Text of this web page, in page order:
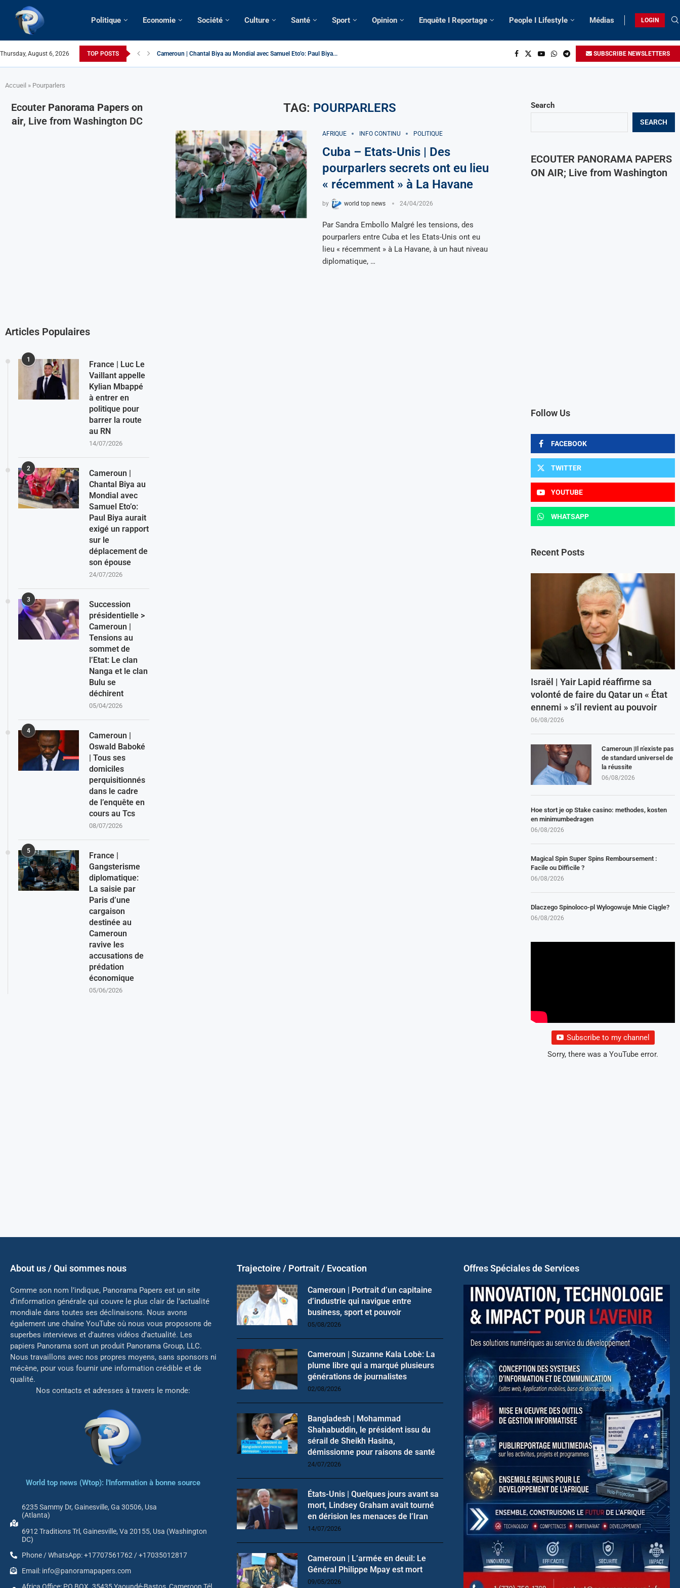
Politique Economie Société Culture Santé Sport Opinion Enquête I Reportage People I Lifestyle Médias LOGIN
Thursday, August 6, 2026 TOP POSTS Cameroun | Chantal Biya au Mondial avec Samuel Eto’o: Paul Biya... SUBSCRIBE NEWSLETTERS
Accueil » Pourparlers
TAG: POURPARLERS
AFRIQUE INFO CONTINU POLITIQUE
Cuba – Etats-Unis | Des
pourparlers secrets ont eu lieu
« récemment » à La Havane
by world top news 24/04/2026
Par Sandra Embollo Malgré les tensions, des
pourparlers entre Cuba et les Etats-Unis ont eu
lieu « récemment » à La Havane, à un haut niveau
diplomatique, …
Search
SEARCH
ECOUTER PANORAMA PAPERS
ON AIR; Live from Washington
Follow Us
FACEBOOK
TWITTER
YOUTUBE
WHATSAPP
Recent Posts
Israël | Yair Lapid réaffirme sa
volonté de faire du Qatar un « État
ennemi » s’il revient au pouvoir
06/08/2026
Cameroun |Il n’existe pas
de standard universel de
la réussite
06/08/2026
Hoe stort je op Stake casino: methodes, kosten
en minimumbedragen
06/08/2026
Magical Spin Super Spins Remboursement :
Facile ou Difficile ?
06/08/2026
Dlaczego Spinoloco-pl Wylogowuje Mnie Ciągle?
06/08/2026
Subscribe to my channel
Sorry, there was a YouTube error.
Ecouter Panorama Papers on
air, Live from Washington DC
Articles Populaires
1
France | Luc Le
Vaillant appelle
Kylian Mbappé
à entrer en
politique pour
barrer la route
au RN
14/07/2026
2
Cameroun |
Chantal Biya au
Mondial avec
Samuel Eto’o:
Paul Biya aurait
exigé un rapport
sur le
déplacement de
son épouse
24/07/2026
3
Succession
présidentielle >
Cameroun |
Tensions au
sommet de
l’Etat: Le clan
Nanga et le clan
Bulu se
déchirent
05/04/2026
4
Cameroun |
Oswald Baboké
| Tous ses
domiciles
perquisitionnés
dans le cadre
de l’enquête en
cours au Tcs
08/07/2026
5
France |
Gangsterisme
diplomatique:
La saisie par
Paris d’une
cargaison
destinée au
Cameroun
ravive les
accusations de
prédation
économique
05/06/2026
About us / Qui sommes nous
Comme son nom l’indique, Panorama Papers est un site
d’information générale qui couvre le plus clair de l’actualité
mondiale dans toutes ses déclinaisons. Nous avons
également une chaîne YouTube où nous vous proposons de
superbes interviews et d’autres vidéos d’actualité. Les
papiers Panorama sont un produit Panorama Group, LLC.
Nous travaillons avec nos propres moyens, sans sponsors ni
mécène, pour vous fournir une information crédible et de
qualité.
Nos contacts et adresses à travers le monde:
World top news (Wtop): l'Information à bonne source
6235 Sammy Dr, Gainesville, Ga 30506, Usa
(Atlanta)
6912 Traditions Trl, Gainesville, Va 20155, Usa (Washington
DC)
Phone / WhatsApp: +17707561762 / +17035012817
Email: info@panoramapapers.com
Trajectoire / Portrait / Evocation
Cameroun | Portrait d’un capitaine
d’industrie qui navigue entre
business, sport et pouvoir
05/08/2026
Cameroun | Suzanne Kala Lobè: La
plume libre qui a marqué plusieurs
générations de journalistes
02/08/2026
Bangladesh | Mohammad
Shahabuddin, le président issu du
sérail de Sheikh Hasina,
démissionne pour raisons de santé
24/07/2026
États-Unis | Quelques jours avant sa
mort, Lindsey Graham avait tourné
en dérision les menaces de l’Iran
14/07/2026
Cameroun | L’armée en deuil: Le
Général Philippe Mpay est mort
09/05/2026
Offres Spéciales de Services